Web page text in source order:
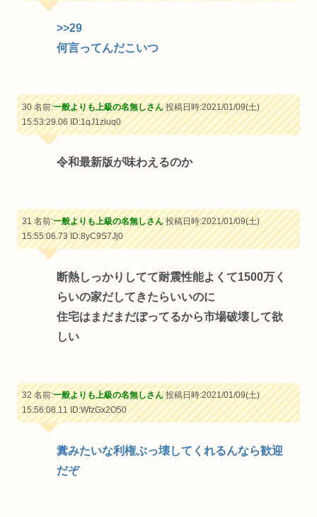
>>29
何言ってんだこいつ
30 名前:一般よりも上級の名無しさん投稿日時:2021/01/09(土)
15:53:29.06ID:1qJ1zluq0
令和最新版が味わえるのか
31 名前:一般よりも上級の名無しさん投稿日時:2021/01/09(土)
15:55:06.73ID:8yC9S7Jj0
断熱しっかりしてて耐震性能よくて1500万く
らいの家だしてきたらいいのに
住宅はまだまだぼってるから市場破壊して欲
しい
32 名前:一般よりも上級の名無しさん投稿日時:2021/01/09(土)
15:56:08.11ID:WfzGx2O50
糞みたいな利権ぶっ壊してくれるんなら歓迎
だぞ